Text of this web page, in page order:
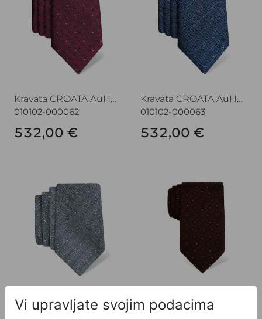
Kravata CROATA AuHRum
010102-000062
532,00 €
Kravata CROATA AuHRum
010102-000063
532,00 €
010102-000064 010102-000066
Vi upravljate svojim podacima